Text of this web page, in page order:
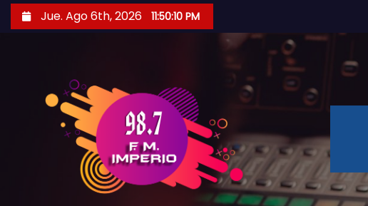
Jue. Ago 6th, 2026 11:50:12 PM